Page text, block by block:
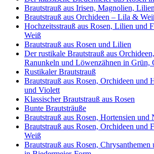
Brautstrauß aus Irisen, Magnolien,
Brautstrauß aus Orchideen – Lila &
Hochzeitsstrauß aus Rosen, Lilien und
Weiß
Brautstrauß aus Rosen und Lilien
Der rustikale Brautstrauß aus
Ranunkeln und Löwenzähnen in Grün,
Rustikaler Brautstrauß
Brautstrauß aus Rosen, Orchideen und
und Violett
Klassischer Brautstrauß aus Rosen
Bunte Brautsträuße
Brautstrauß aus Rosen, Hortensien
Brautstrauß aus Rosen, Orchideen und
Weiß
Brautstrauß aus Rosen,